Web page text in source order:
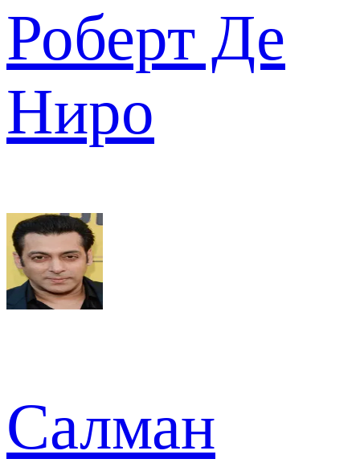
Роберт Де
Ниро
Салман